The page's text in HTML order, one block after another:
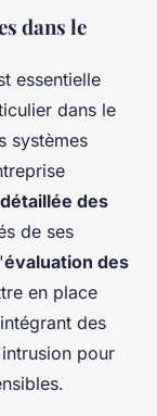
dans le
essentielle
dans le
systèmes
des
de ses
évaluation des
en place
des
pour